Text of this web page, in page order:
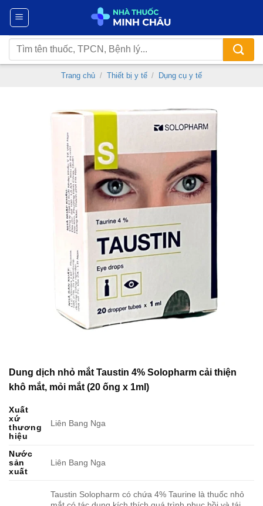
Chuyển
nội
dung
Tìm
kiếm:
Trang chủ / Thiết bị y tế / Dụng cụ y tế
Dung dịch nhỏ mắt Taustin 4% Solopharm cải thiện
khô mắt, mỏi mắt (20 ống x 1ml)
Xuất
xứ
thương
hiệu
Liên Bang Nga
Nước
sản
xuất
Liên Bang Nga
Taustin Solopharm có chứa 4% Taurine là thuốc nhỏ